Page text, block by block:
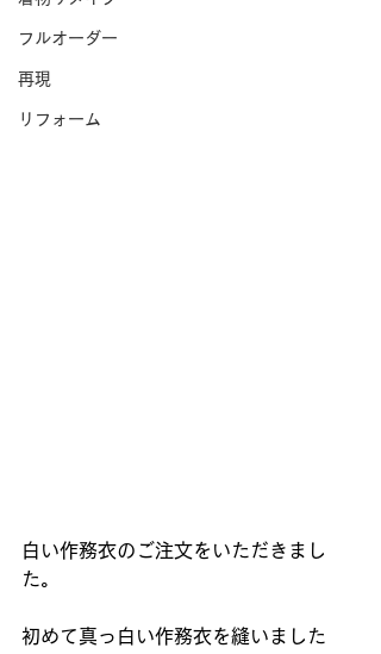
フルオーダー
再現
リフォーム
白い作務衣のご注文をいただきまし
た。
初めて真っ白い作務衣を縫いました